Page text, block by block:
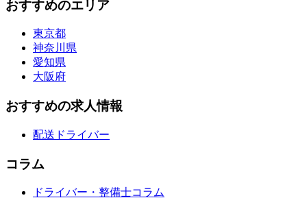
おすすめのエリア
東京都
神奈川県
愛知県
大阪府
おすすめの求人情報
配送ドライバー
コラム
ドライバー・整備士コラム